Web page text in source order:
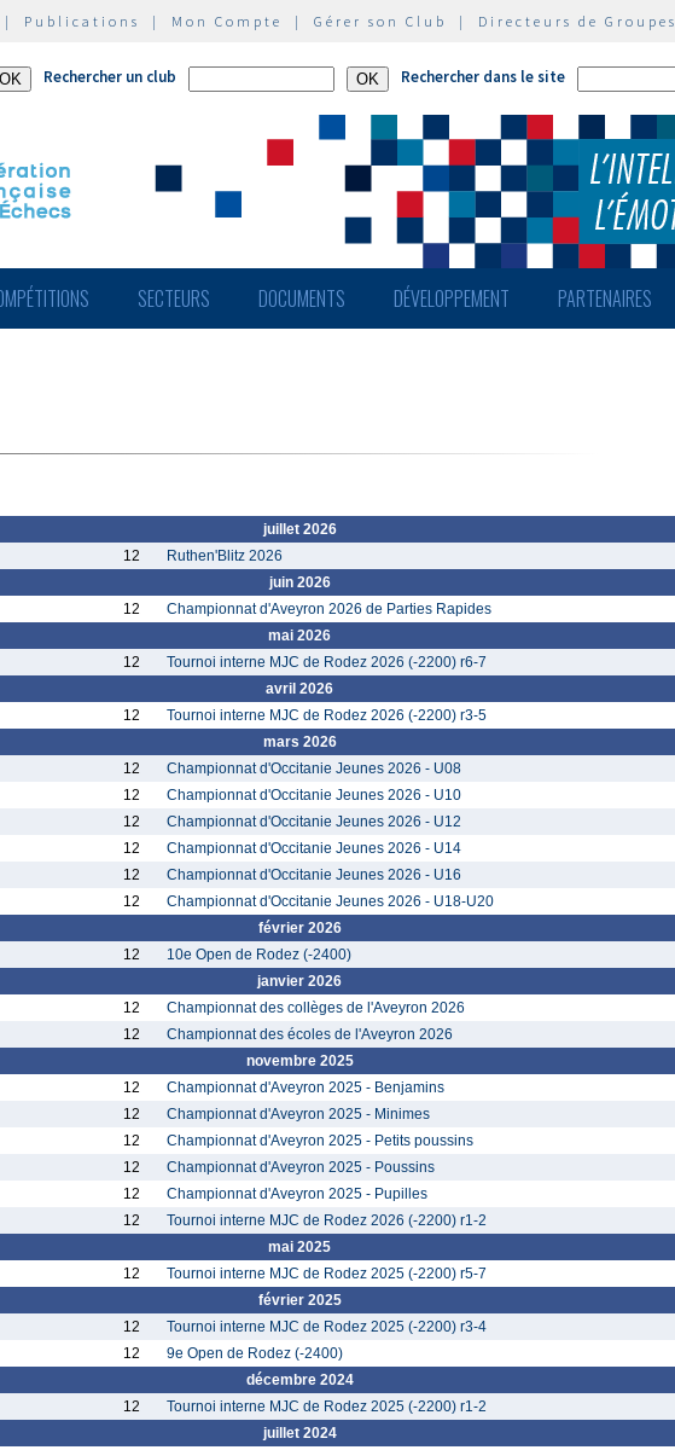
| Publications | Mon Compte | Gérer son Club | Directeurs de Groupes
Rechercher un club Rechercher dans le site
SECTEURS DOCUMENTS DÉVELOPPEMENT PARTENAIRES
juillet 2026
12 Ruthen'Blitz 2026
juin 2026
12 Championnat d'Aveyron 2026 de Parties Rapides
mai 2026
12 Tournoi interne MJC de Rodez 2026 (-2200) r6-7
avril 2026
12 Tournoi interne MJC de Rodez 2026 (-2200) r3-5
mars 2026
12 Championnat d'Occitanie Jeunes 2026 - U08
12 Championnat d'Occitanie Jeunes 2026 - U10
12 Championnat d'Occitanie Jeunes 2026 - U12
12 Championnat d'Occitanie Jeunes 2026 - U14
12 Championnat d'Occitanie Jeunes 2026 - U16
12 Championnat d'Occitanie Jeunes 2026 - U18-U20
février 2026
12 10e Open de Rodez (-2400)
janvier 2026
12 Championnat des collèges de l'Aveyron 2026
12 Championnat des écoles de l'Aveyron 2026
novembre 2025
12 Championnat d'Aveyron 2025 - Benjamins
12 Championnat d'Aveyron 2025 - Minimes
12 Championnat d'Aveyron 2025 - Petits poussins
12 Championnat d'Aveyron 2025 - Poussins
12 Championnat d'Aveyron 2025 - Pupilles
12 Tournoi interne MJC de Rodez 2026 (-2200) r1-2
mai 2025
12 Tournoi interne MJC de Rodez 2025 (-2200) r5-7
février 2025
12 Tournoi interne MJC de Rodez 2025 (-2200) r3-4
12 9e Open de Rodez (-2400)
décembre 2024
12 Tournoi interne MJC de Rodez 2025 (-2200) r1-2
juillet 2024